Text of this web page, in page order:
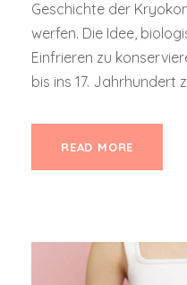
Geschichte der
werfen. Die Idee,
Einfrieren zu
bis ins 17. Jahrhundert
READ MORE